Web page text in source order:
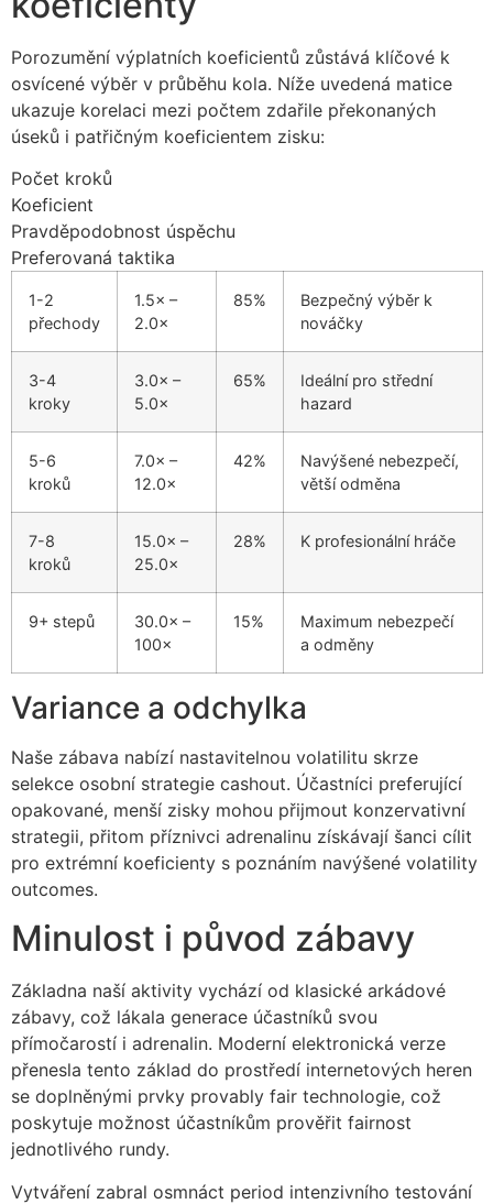
Porozumění výplatních koeficientů zůstává klíčové k
osvícené výběr v průběhu kola. Níže uvedená matice
ukazuje korelaci mezi počtem zdařile překonaných
úseků i patřičným koeficientem zisku:
Počet kroků
Koeficient
Pravděpodobnost úspěchu
Preferovaná taktika
1-2
přechody
1.5× –
2.0×
85%
Bezpečný výběr k
nováčky
3-4
kroky
3.0× –
5.0×
65%
Ideální pro střední
hazard
5-6
kroků
7.0× –
12.0×
42%
Navýšené nebezpečí,
větší odměna
7-8
kroků
15.0× –
25.0×
28% K profesionální hráče
9+ stepů
30.0× –
100×
15%
Maximum nebezpečí
a odměny
Variance a odchylka
Naše zábava nabízí nastavitelnou volatilitu skrze
selekce osobní strategie cashout. Účastníci preferující
opakované, menší zisky mohou přijmout konzervativní
strategii, přitom příznivci adrenalinu získávají šanci cílit
pro extrémní koeficienty s poznáním navýšené volatility
outcomes.
Minulost i původ zábavy
Základna naší aktivity vychází od klasické arkádové
zábavy, což lákala generace účastníků svou
přímočarostí i adrenalin. Moderní elektronická verze
přenesla tento základ do prostředí internetových heren
se doplněnými prvky provably fair technologie, což
poskytuje možnost účastníkům prověřit fairnost
jednotlivého rundy.
Vytváření zabral osmnáct period intenzivního testování